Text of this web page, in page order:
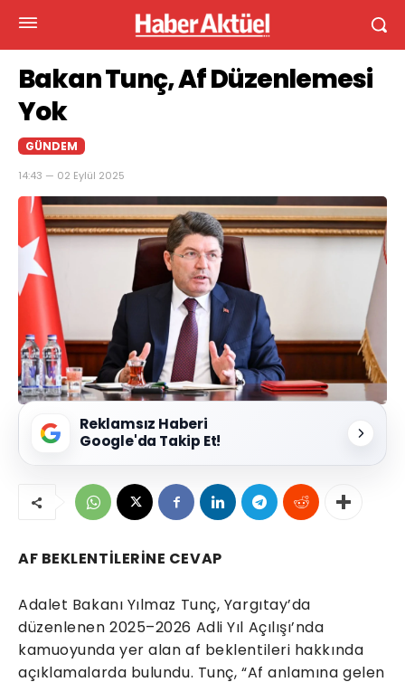
Bakan Tunç, Af Düzenlemesi
Yok
GÜNDEM
14:43 — 02 Eylül 2025
Reklamsız Haberi
Google'da Takip Et!
AF BEKLENTİLERİNE CEVAP
Adalet Bakanı Yılmaz Tunç, Yargıtay’da
düzenlenen 2025–2026 Adli Yıl Açılışı’nda
kamuoyunda yer alan af beklentileri hakkında
açıklamalarda bulundu. Tunç, “Af anlamına gelen